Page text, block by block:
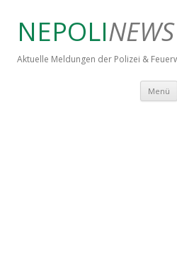
NEPOLINEWS
Aktuelle Meldungen der Polizei &
Menü